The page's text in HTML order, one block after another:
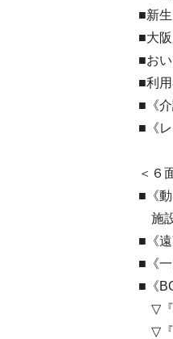
■新
■大
■お
■利
■《
■《
＜６
■《
施
■《
■《一
■《
▽『
▽『